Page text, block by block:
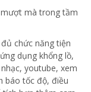
mà trong tầm
chức năng tiện
dụng khổng lồ,
youtube, xem
báo tốc độ, điều